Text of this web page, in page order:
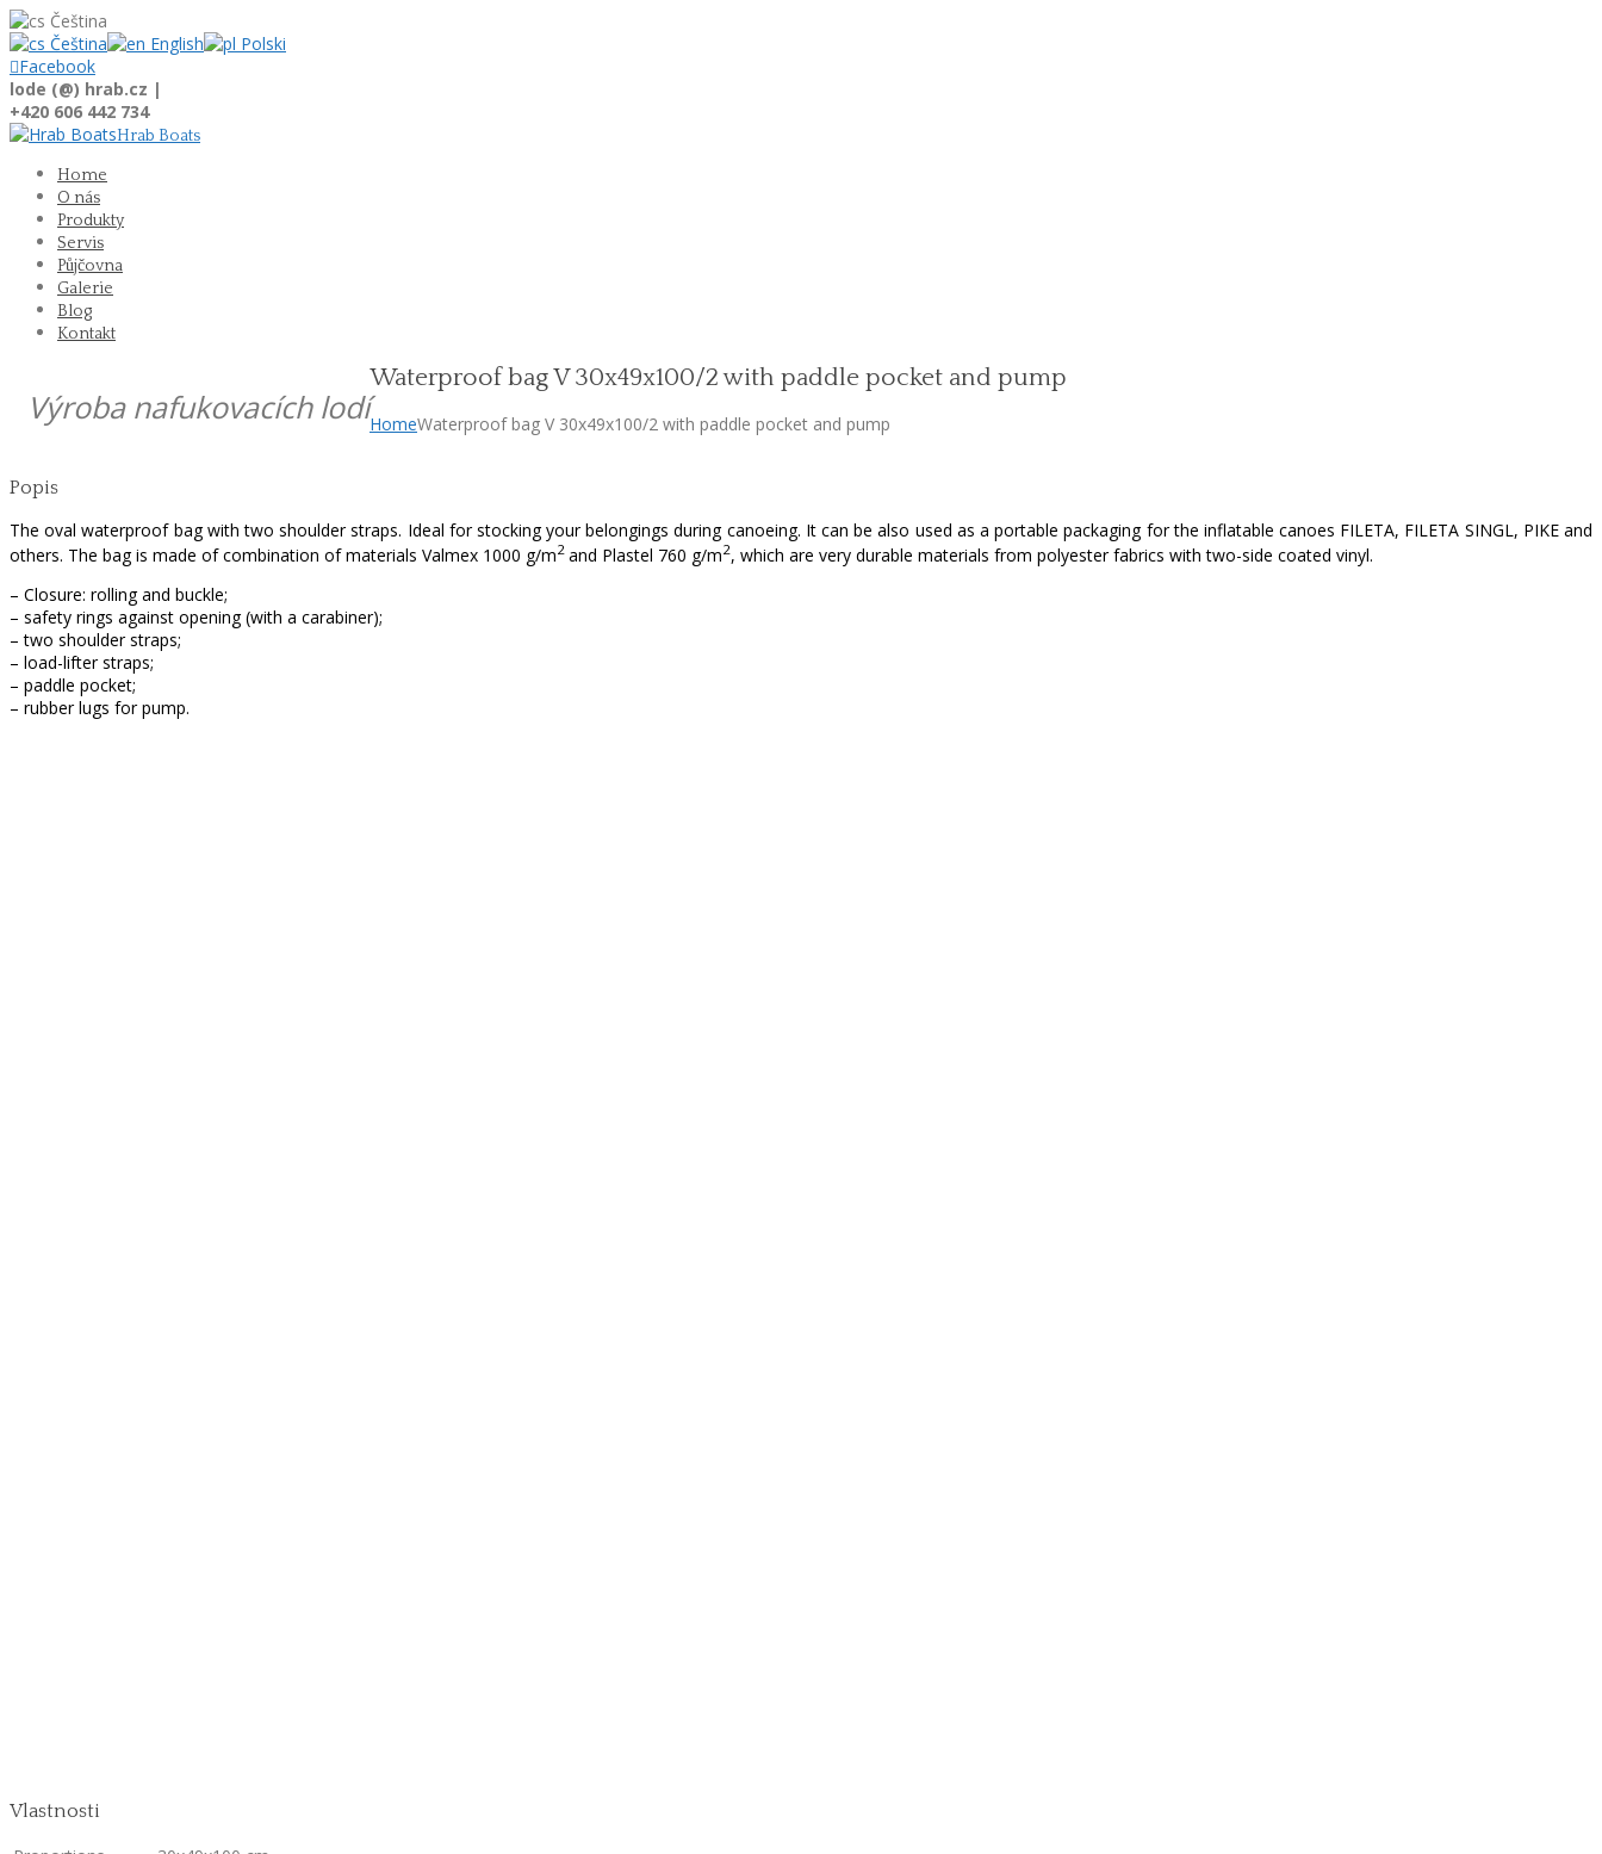
Čeština
Čeština
English
Polski
Facebook
lode (@) hrab.cz |
+420 606 442 734
Hrab Boats
Home
O nás
Produkty
Servis
Půjčovna
Galerie
Blog
Kontakt
Výroba nafukovacích lodí
Waterproof bag V 30x49x100/2 with paddle pocket and pump
HomeWaterproof bag V 30x49x100/2 with paddle pocket and pump
Popis
The oval waterproof bag with two shoulder straps. Ideal for stocking your belongings during canoeing. It can be also used as a portable packaging for the inflatable canoes FILETA, FILETA SINGL, PIKE and
others. The bag is made of combination of materials Valmex 1000 g/m2 and Plastel 760 g/m2, which are very durable materials from polyester fabrics with two-side coated vinyl.
– Closure: rolling and buckle;
– safety rings against opening (with a carabiner);
– two shoulder straps;
– load-lifter straps;
– paddle pocket;
– rubber lugs for pump.
Vlastnosti